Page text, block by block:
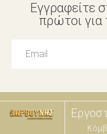
Εγγραφείτε
πρώτοι για